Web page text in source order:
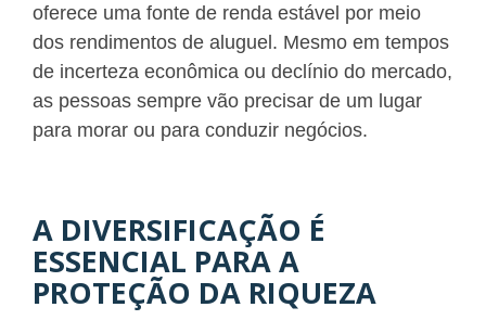
oferece uma fonte de renda estável por meio
dos rendimentos de aluguel. Mesmo em tempos
de incerteza econômica ou declínio do mercado,
as pessoas sempre vão precisar de um lugar
para morar ou para conduzir negócios.
A DIVERSIFICAÇÃO É
ESSENCIAL PARA A
PROTEÇÃO DA RIQUEZA